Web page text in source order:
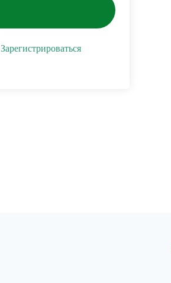
Зарегистрироваться